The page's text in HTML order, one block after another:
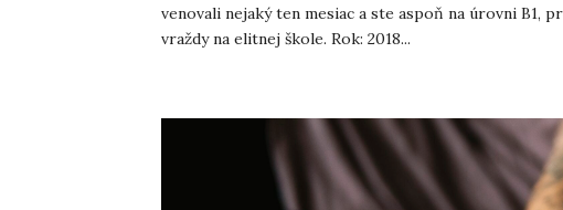
venovali nejaký ten mesiac a ste aspoň na úrovni B1,
vraždy na elitnej škole. Rok: 2018...